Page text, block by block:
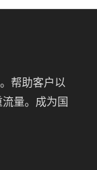
帮助客户以
量。成为国